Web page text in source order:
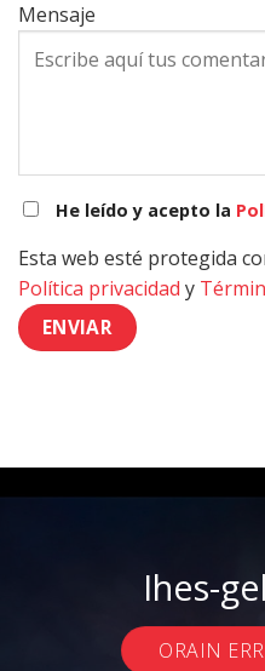
Mensaje
He leído y acepto la
Esta web esté protegida
Política privacidad y
Ihes-
ORAIN